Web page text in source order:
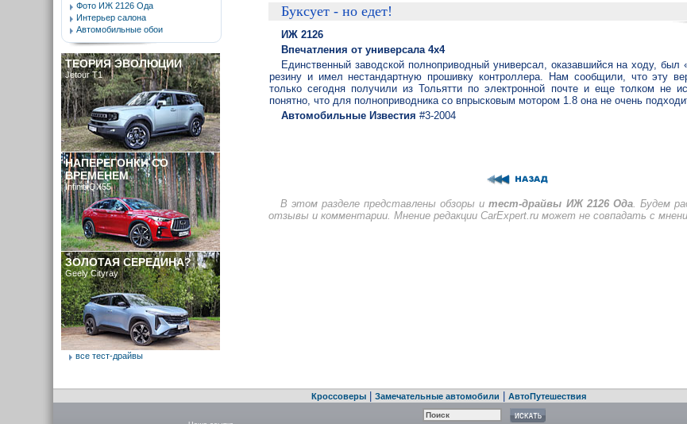
Фото ИЖ 2126 Ода
Интерьер салона
Автомобильные обои
ТЕОРИЯ ЭВОЛЮЦИИ
Jetour T1
НАПЕРЕГОНКИ СО
ВРЕМЕНЕМ
Infiniti QX55
ЗОЛОТАЯ СЕРЕДИНА?
Geely Cityray
все тест-драйвы
Буксует - но едет!
ИЖ 2126
Впечатления от универсала 4х4
Единственный заводской полноприводный универсал, оказавшийся на ходу, был
резину и имел нестандартную прошивку контроллера. Нам сообщили, что эту
только сегодня получили из Тольятти по электронной почте и еще толком не
понятно, что для полноприводника со впрысковым мотором 1.8 она не очень
Автомобильные Известия #3-2004
В этом разделе представлены обзоры итест-драйвы ИЖ 2126 Ода. Будем
отзывы и комментарии. Мнение редакции CarExpert.ru может не совпадать с
Кроссоверы Замечательные автомобили АвтоПутешествия